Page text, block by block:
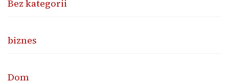
Bez kategorii
biznes
Dom